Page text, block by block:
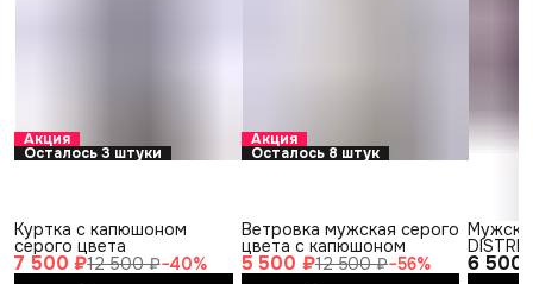
Акция
Осталось 3 штуки
7 500 ₽12 500 ₽−40%
Куртка с капюшоном
серого цвета
Акция
Осталось 8 штук
5 500 ₽12 500 ₽−56%
Ветровка мужская серого
цвета с капюшоном
6 500
черный